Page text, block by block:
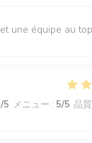
une équipe au
/5 メニュー : 5/5 品